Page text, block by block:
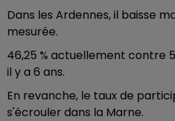
Dans les Ardennes, il baisse
mesurée.
46,25 % actuellement contre
il y a 6 ans.
En revanche, le taux de
s'écrouler dans la Marne.